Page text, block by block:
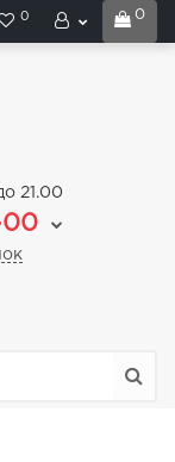
0
0
21.00
00